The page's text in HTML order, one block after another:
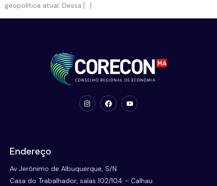
geopolítica atual. Dessa […]
Endereço
Av Jerônimo de Albuquerque, S/N
Casa do Trabalhador, salas 102/104 – Calhau.